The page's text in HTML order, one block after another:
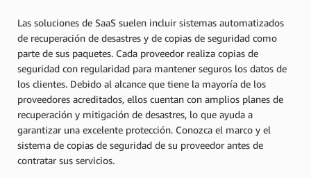
Las soluciones de SaaS suelen incluir sistemas automatizados
de recuperación de desastres y de copias de seguridad como
parte de sus paquetes. Cada proveedor realiza copias de
seguridad con regularidad para mantener seguros los datos de
los clientes. Debido al alcance que tiene la mayoría de los
proveedores acreditados, ellos cuentan con amplios planes de
recuperación y mitigación de desastres, lo que ayuda a
garantizar una excelente protección. Conozca el marco y el
sistema de copias de seguridad de su proveedor antes de
contratar sus servicios.